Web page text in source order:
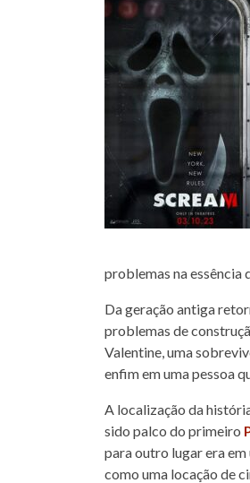
problemas na essência
Da geração antiga
problemas de
Valentine, uma
enfim em uma pessoa
A localização da
sido palco do primeiro
para outro lugar era
como uma locação de